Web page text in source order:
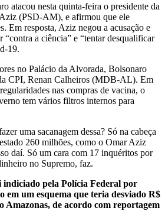
atacou nesta quinta-feira o presidente da
(PSD-AM), e afirmou que ele
Em resposta, Aziz negou a acusação e
“contra a ciência” e “tentar desqualificar
19.
no Palácio da Alvorada, Bolsonaro
CPI, Renan Calheiros (MDB-AL). Em
nas compras de vacina, o
tem vários filtros internos para
uma sacanagem dessa? Só na cabeça
260 milhões, como o Omar Aziz
daí. Só um cara com 17 inquéritos por
no Supremo, faz.
indiciado pela Polícia Federal por
em um esquema que teria desviado R$
Amazonas, de acordo com reportagem